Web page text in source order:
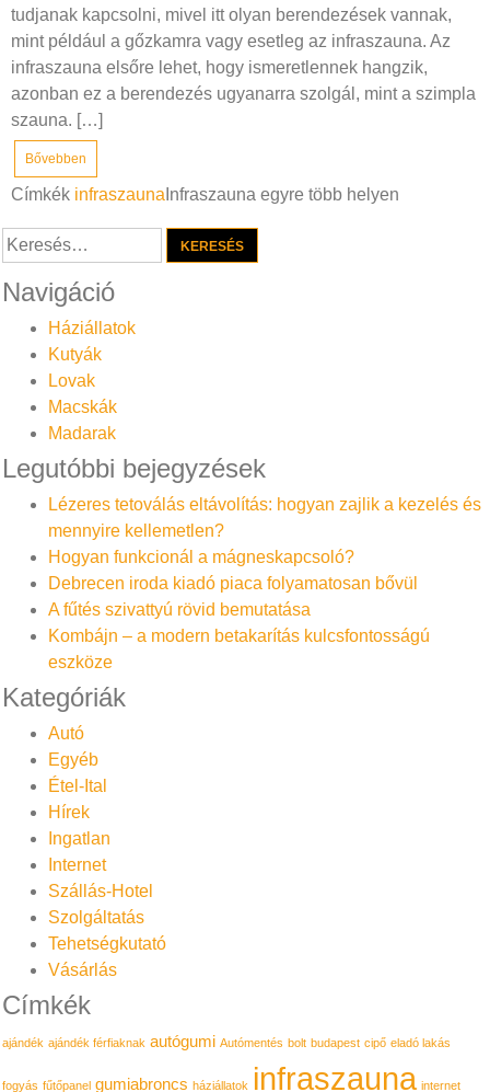
tudjanak kapcsolni, mivel itt olyan berendezések vannak,
mint például a gőzkamra vagy esetleg az infraszauna. Az
infraszauna elsőre lehet, hogy ismeretlennek hangzik,
azonban ez a berendezés ugyanarra szolgál, mint a szimpla
szauna. […]
Bővebben
Címkék infraszauna Infraszauna egyre több helyen
Keresés:
Navigáció
Háziállatok
Kutyák
Lovak
Macskák
Madarak
Legutóbbi bejegyzések
Lézeres tetoválás eltávolítás: hogyan zajlik a kezelés és
mennyire kellemetlen?
Hogyan funkcionál a mágneskapcsoló?
Debrecen iroda kiadó piaca folyamatosan bővül
A fűtés szivattyú rövid bemutatása
Kombájn – a modern betakarítás kulcsfontosságú
eszköze
Kategóriák
Autó
Egyéb
Étel-Ital
Hírek
Ingatlan
Internet
Szállás-Hotel
Szolgáltatás
Tehetségkutató
Vásárlás
Címkék
ajándék ajándék férfiaknak autógumi Autómentés bolt budapest cipő eladó lakás
fogyás fűtőpanel gumiabroncs háziállatok infraszauna internet